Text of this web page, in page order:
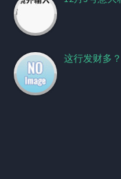
这行发财多